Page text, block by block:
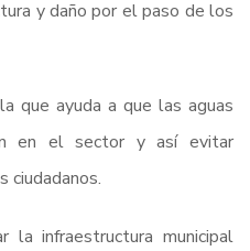
y daño por el paso de los
que ayuda a que las aguas
en el sector y así evitar
ciudadanos.
la infraestructura municipal